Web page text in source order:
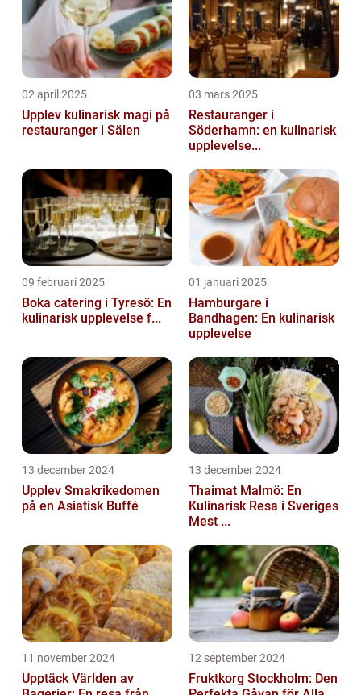
02 april 2025
Upplev kulinarisk magi på
restauranger i Sälen
03 mars 2025
Restauranger i
Söderhamn: en kulinarisk
upplevelse...
09 februari 2025
Boka catering i Tyresö: En
kulinarisk upplevelse f...
01 januari 2025
Hamburgare i
Bandhagen: En kulinarisk
upplevelse
13 december 2024
Upplev Smakrikedomen
på en Asiatisk Buffé
13 december 2024
Thaimat Malmö: En
Kulinarisk Resa i Sveriges
Mest ...
11 november 2024
Upptäck Världen av
12 september 2024
Fruktkorg Stockholm: Den